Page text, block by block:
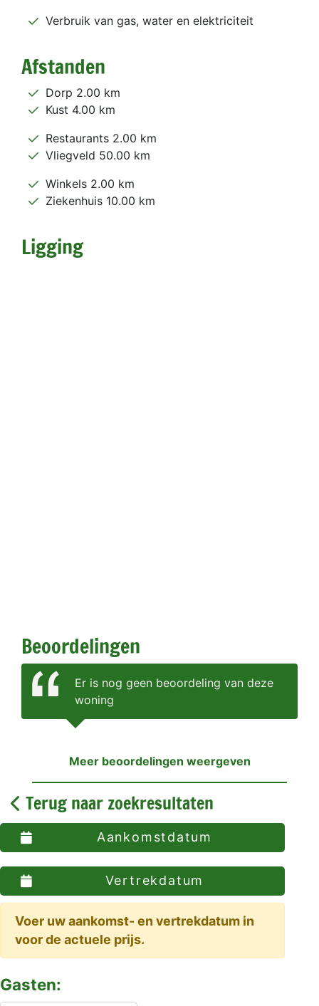
Verbruik van gas, water en elektriciteit
Afstanden
Dorp 2.00 km
Kust 4.00 km
Restaurants 2.00 km
Vliegveld 50.00 km
Winkels 2.00 km
Ziekenhuis 10.00 km
Ligging
Beoordelingen
Er is nog geen beoordeling van deze
woning
Meer beoordelingen weergeven
Terug naar zoekresultaten
Aankomstdatum
Vertrekdatum
Voer uw aankomst- en vertrekdatum in
voor de actuele prijs.
Gasten: